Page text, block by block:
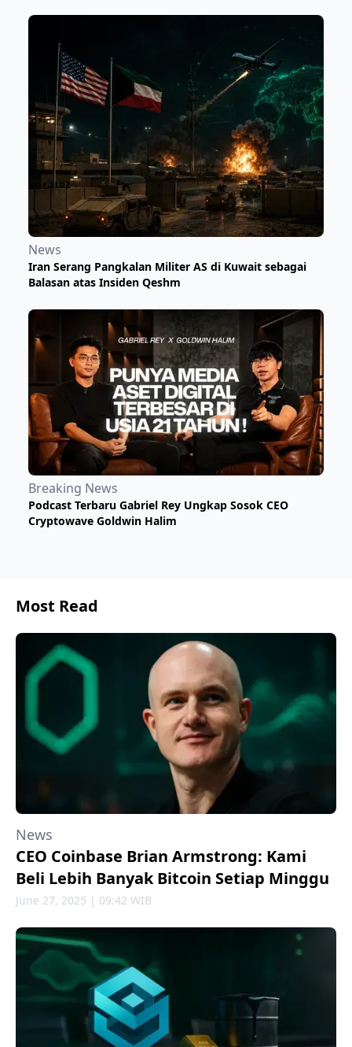
News
Iran Serang Pangkalan Militer AS di Kuwait sebagai
Balasan atas Insiden Qeshm
Breaking News
Podcast Terbaru Gabriel Rey Ungkap Sosok CEO
Cryptowave Goldwin Halim
Most Read
News
CEO Coinbase Brian Armstrong: Kami
Beli Lebih Banyak Bitcoin Setiap Minggu
June 27, 2025 | 09:42 WIB